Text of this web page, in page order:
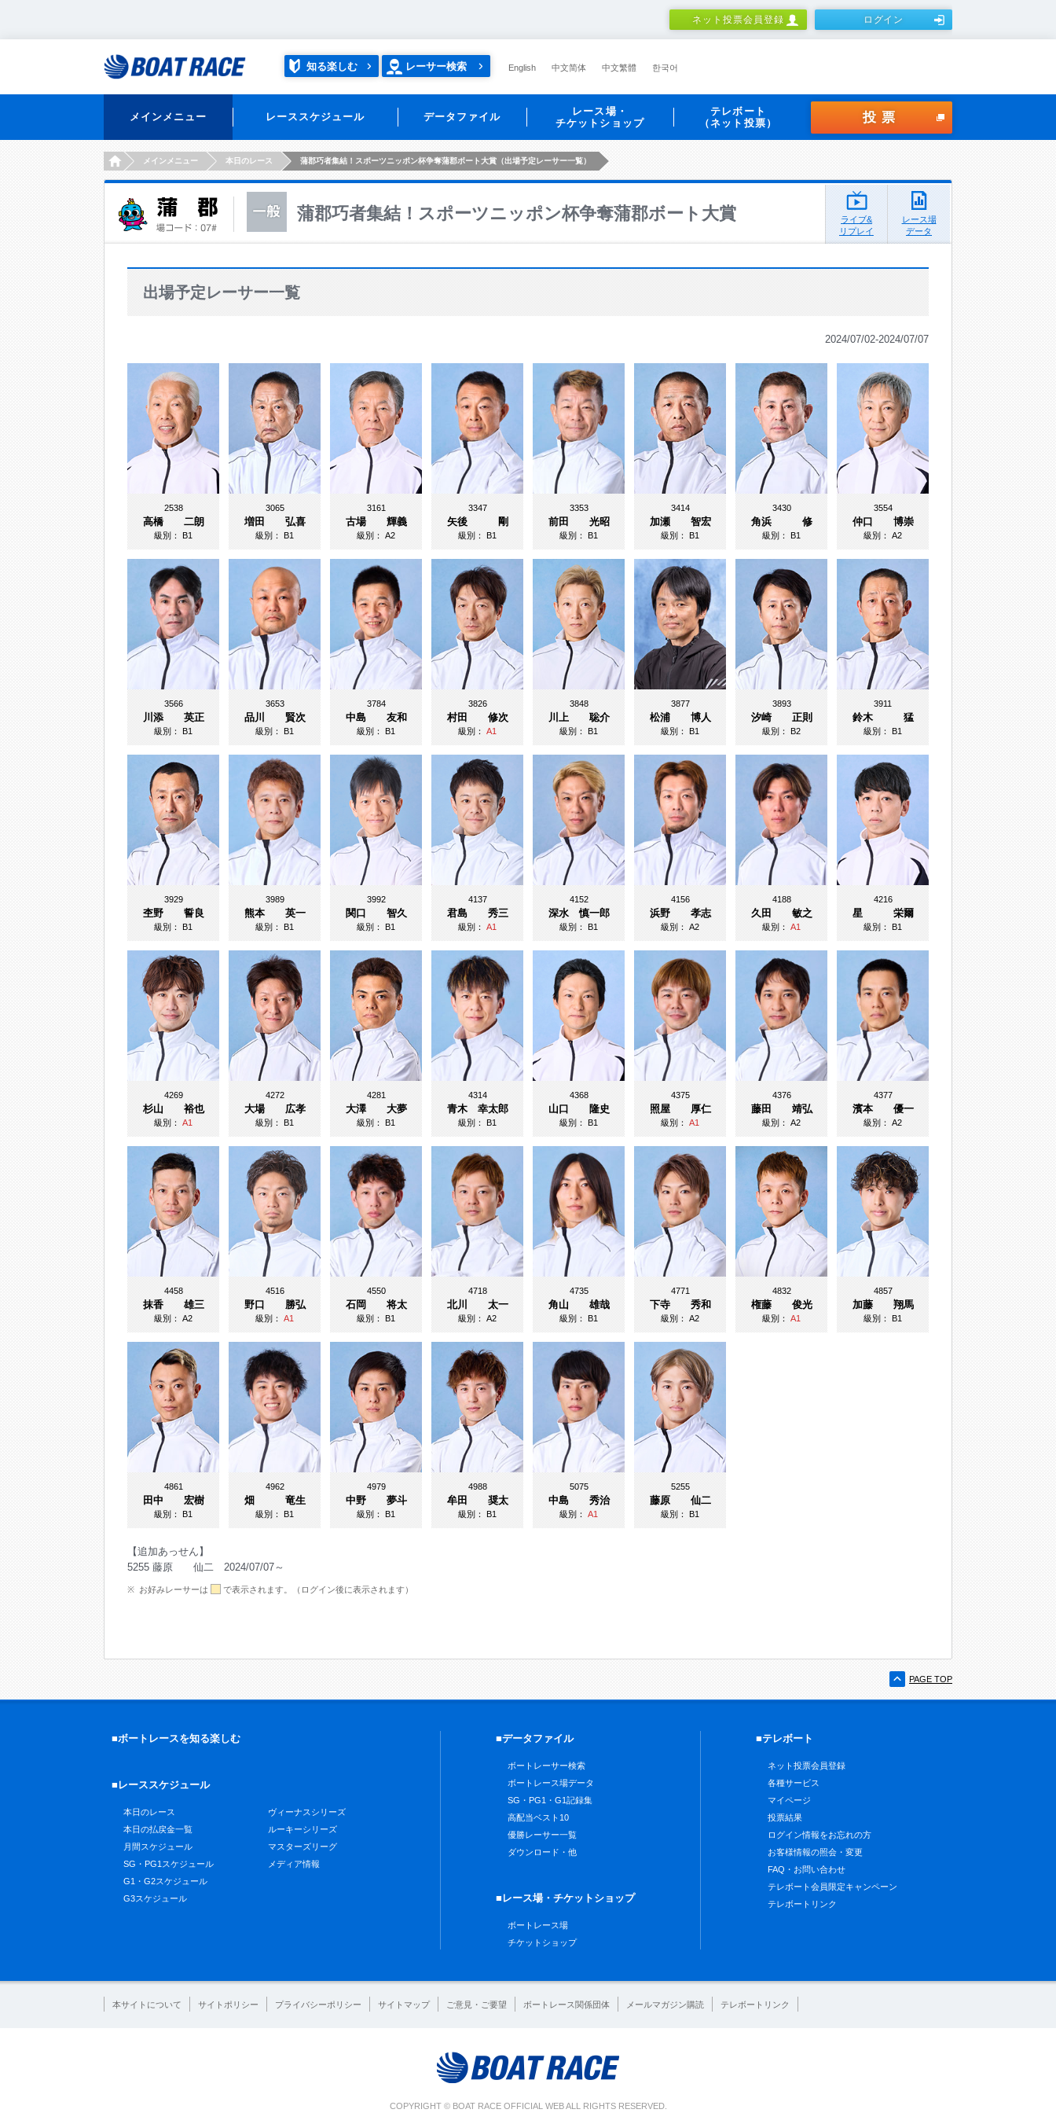
ネット投票会員登録 ログイン
知る楽しむ レーサー検索 English 中文简体 中文繁體 한국어
メインメニュー レーススケジュール データファイル
レース場・
チケットショップ
テレボート
（ネット投票）
投票
HOMEメインメニュー 本日のレース 蒲郡巧者集結！スポーツニッポン杯争奪蒲郡ボート大賞（出場予定レーサー一覧）
蒲郡巧者集結！スポーツニッポン杯争奪蒲郡ボート大賞
ライブ&
リプレイ
レース場
データ
出場予定レーサー一覧
2024/07/02-2024/07/07
2538
高橋 二朗
級別：B1
3065
増田 弘喜
級別：B1
3161
古場 輝義
級別：A2
3347
矢後 剛
級別：B1
3353
前田 光昭
級別：B1
3414
加瀬 智宏
級別：B1
3430
角浜 修
級別：B1
3554
仲口 博崇
級別：A2
3566
川添 英正
級別：B1
3653
品川 賢次
級別：B1
3784
中島 友和
級別：B1
3826
村田 修次
級別：A1
3848
川上 聡介
級別：B1
3877
松浦 博人
級別：B1
3893
汐崎 正則
級別：B2
3911
鈴木 猛
級別：B1
3929
杢野 誓良
級別：B1
3989
熊本 英一
級別：B1
3992
関口 智久
級別：B1
4137
君島 秀三
級別：A1
4152
深水 慎一郎
級別：B1
4156
浜野 孝志
級別：A2
4188
久田 敏之
級別：A1
4216
星 栄爾
級別：B1
4269
杉山 裕也
級別：A1
4272
大場 広孝
級別：B1
4281
大澤 大夢
級別：B1
4314
青木 幸太郎
級別：B1
4368
山口 隆史
級別：B1
4375
照屋 厚仁
級別：A1
4376
藤田 靖弘
級別：A2
4377
濱本 優一
級別：A2
4458
抹香 雄三
級別：A2
4516
野口 勝弘
級別：A1
4550
石岡 将太
級別：B1
4718
北川 太一
級別：A2
4735
角山 雄哉
級別：B1
4771
下寺 秀和
級別：A2
4832
権藤 俊光
級別：A1
4857
加藤 翔馬
級別：B1
4861
田中 宏樹
級別：B1
4962
畑 竜生
級別：B1
4979
中野 夢斗
級別：B1
4988
牟田 奨太
級別：B1
5075
中島 秀治
級別：A1
5255
藤原 仙二
級別：B1
【追加あっせん】
5255 藤原 仙二 2024/07/07～
お好みレーサーは で表示されます。（ログイン後に表示されます）
PAGE TOP
■ボートレースを知る楽しむ
■レーススケジュール
本日のレース
本日の払戻金一覧
月間スケジュール
SG・PG1スケジュール
G1・G2スケジュール
G3スケジュール
ヴィーナスシリーズ
ルーキーシリーズ
マスターズリーグ
メディア情報
■データファイル
ボートレーサー検索
ボートレース場データ
SG・PG1・G1記録集
高配当ベスト10
優勝レーサー一覧
ダウンロード・他
■レース場・チケットショップ
ボートレース場
チケットショップ
■テレボート
ネット投票会員登録
各種サービス
マイページ
投票結果
ログイン情報をお忘れの方
お客様情報の照会・変更
FAQ・お問い合わせ
テレボート会員限定キャンペーン
テレボートリンク
本サイトについて サイトポリシー プライバシーポリシー サイトマップ ご意見・ご要望 ボートレース関係団体 メールマガジン購読 テレボートリンク
COPYRIGHT © BOAT RACE OFFICIAL WEB ALL RIGHTS RESERVED.